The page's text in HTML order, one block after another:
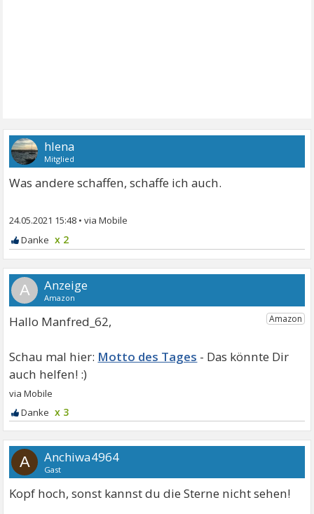
hlena
Mitglied
Was andere schaffen, schaffe ich auch.
24.05.2021 15:48 •
x 2
A
Hallo Manfred_62,
Motto des Tages
x 3
A Anchiwa4964
Gast
Kopf hoch, sonst kannst du die Sterne nicht sehen!